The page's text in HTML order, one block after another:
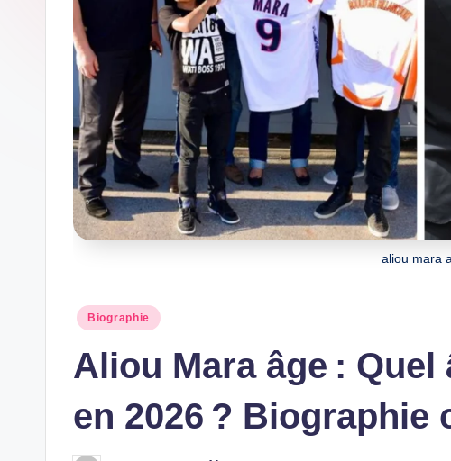
aliou mara
Posted
Biographie
Aliou Mara âge : Quel
en 2026 ? Biographie